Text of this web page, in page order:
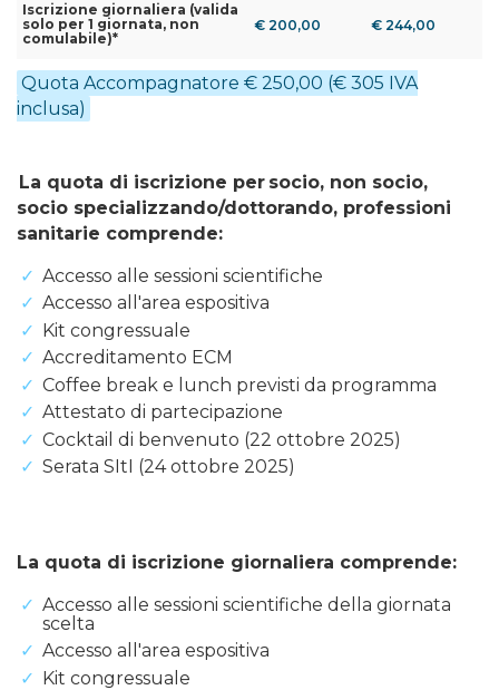
Iscrizione giornaliera (valida
solo per 1 giornata, non
comulabile)*
€ 200,00 € 244,00
Quota Accompagnatore € 250,00 (€ 305 IVA
inclusa)
La quota di iscrizione per socio, non socio,
socio specializzando/dottorando, professioni
sanitarie comprende:
Accesso alle sessioni scientifiche
Accesso all'area espositiva
Kit congressuale
Accreditamento ECM
Coffee break e lunch previsti da programma
Attestato di partecipazione
Cocktail di benvenuto (22 ottobre 2025)
Serata SItI (24 ottobre 2025)
La quota di iscrizione giornaliera comprende:
Accesso alle sessioni scientifiche della giornata
scelta
Accesso all'area espositiva
Kit congressuale